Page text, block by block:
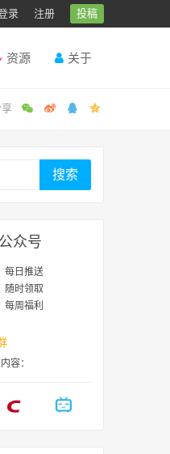
录 注册 投稿
资源 关于
搜索
众号
每日推送
随时领取
周福利
容：